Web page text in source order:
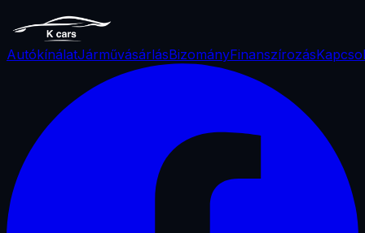
AutókínálatJárművásárlásBizományFinanszírozás